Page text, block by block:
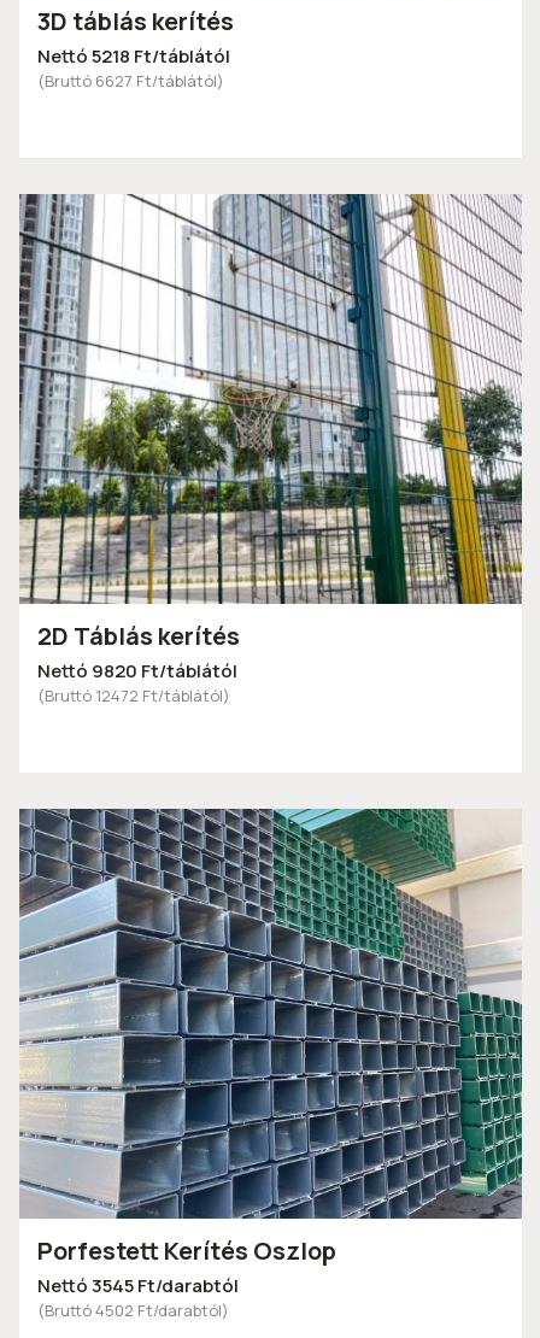
3D táblás kerítés
Nettó 5218 Ft/táblától
(Bruttó 6627 Ft/táblától)
2D Táblás kerítés
Nettó 9820 Ft/táblától
(Bruttó 12472 Ft/táblától)
Porfestett Kerítés Oszlop
Nettó 3545 Ft/darabtól
(Bruttó 4502 Ft/darabtól)